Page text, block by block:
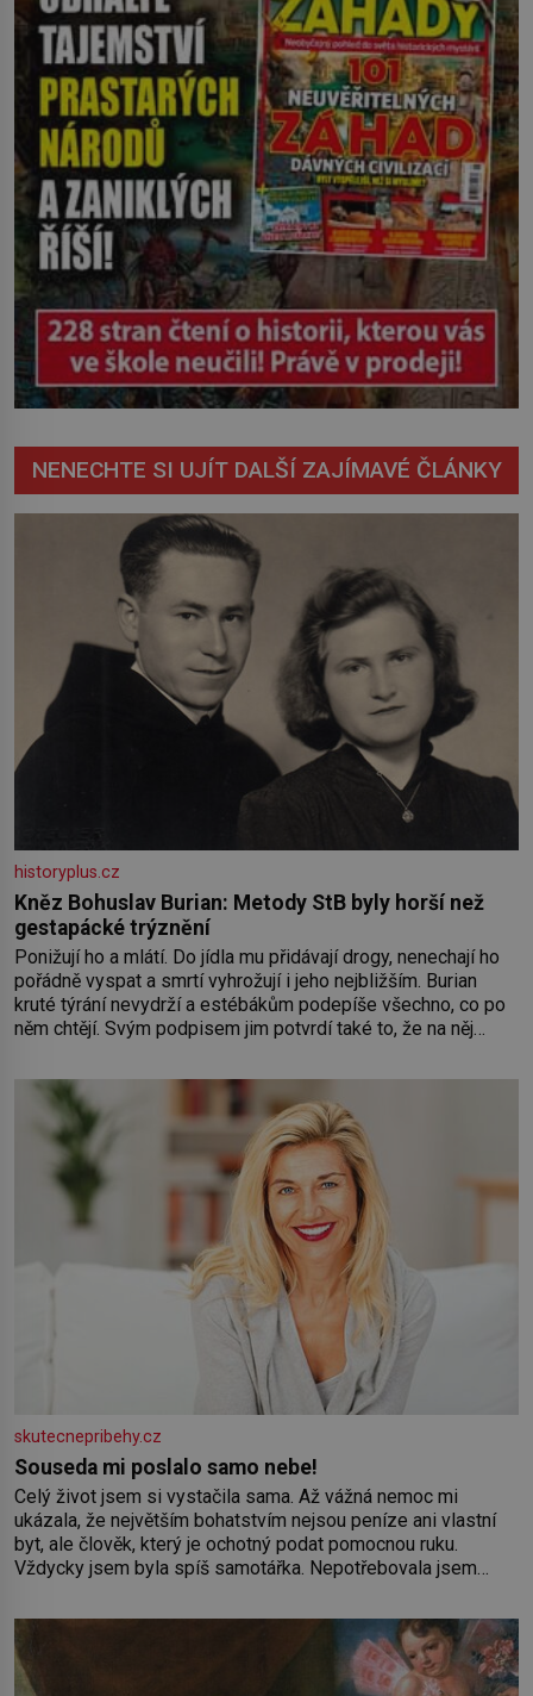
nevyřízené účty. […]
NENECHTE SI UJÍT DALŠÍ ZAJÍMAVÉ ČLÁNKY
historyplus.cz
Kněz Bohuslav Burian: Metody StB byly horší než
gestapácké trýznění
Ponižují ho a mlátí. Do jídla mu přidávají drogy, nenechají ho
pořádně vyspat a smrtí vyhrožují i jeho nejbližším. Burian
kruté týrání nevydrží a estébákům podepíše všechno, co po
něm chtějí. Svým podpisem jim potvrdí také to, že na něj
Syn brněnského řezníka chce být knězem a
skutecnepribehy.cz
Souseda mi poslalo samo nebe!
Celý život jsem si vystačila sama. Až vážná nemoc mi
ukázala, že největším bohatstvím nejsou peníze ani vlastní
byt, ale člověk, který je ochotný podat pomocnou ruku.
Vždycky jsem byla spíš samotářka. Nepotřebovala jsem
práce a hlavně klid. Hned po studiích jsem odešla z rodného